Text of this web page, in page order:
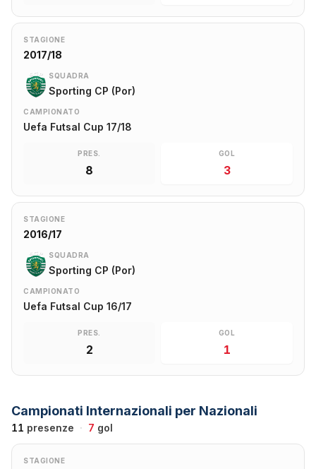
STAGIONE
2017/18
SQUADRA
Sporting CP (Por)
CAMPIONATO
Uefa Futsal Cup 17/18
PRES.
8
GOL
3
STAGIONE
2016/17
SQUADRA
Sporting CP (Por)
CAMPIONATO
Uefa Futsal Cup 16/17
PRES.
2
GOL
1
Campionati Internazionali per Nazionali
11 presenze · 7 gol
STAGIONE